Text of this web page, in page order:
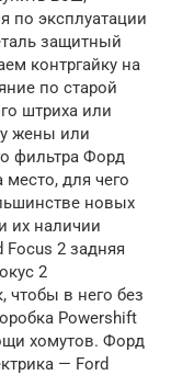
по эксплуатации
защитный
контргайку на
по старой
штриха или
у жены или
фильтра Форд
для чего
новых
их наличии
Focus 2 задняя
2
чтобы в него без
Powershift
хомутов. Форд
— Ford